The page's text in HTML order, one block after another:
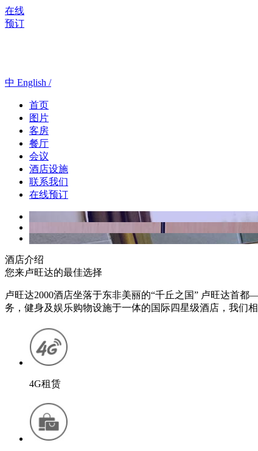
在线
预订
中 English /
首页
图片
客房
餐厅
会议
酒店设施
联系我们
在线预订
酒店介绍
您来卢旺达的最佳选择
卢旺达2000酒店坐落于东非美丽的“千丘之国” 卢旺达首都
务，健身及娱乐购物设施于一体的国际四星级酒店，我们
4G租赁